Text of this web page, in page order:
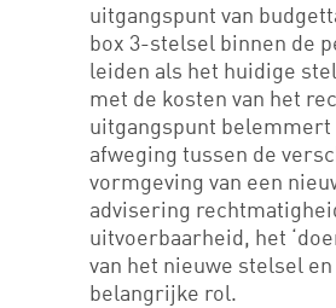
uitgangspunt van
box 3-stelsel binnen de
leiden als het huidige
met de kosten van het
uitgangspunt belemmert
afweging tussen de
vormgeving van een
advisering
uitvoerbaarheid, het
van het nieuwe stelsel
belangrijke rol.